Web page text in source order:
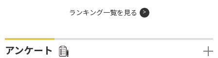
ランキング一覧を見る
アンケート